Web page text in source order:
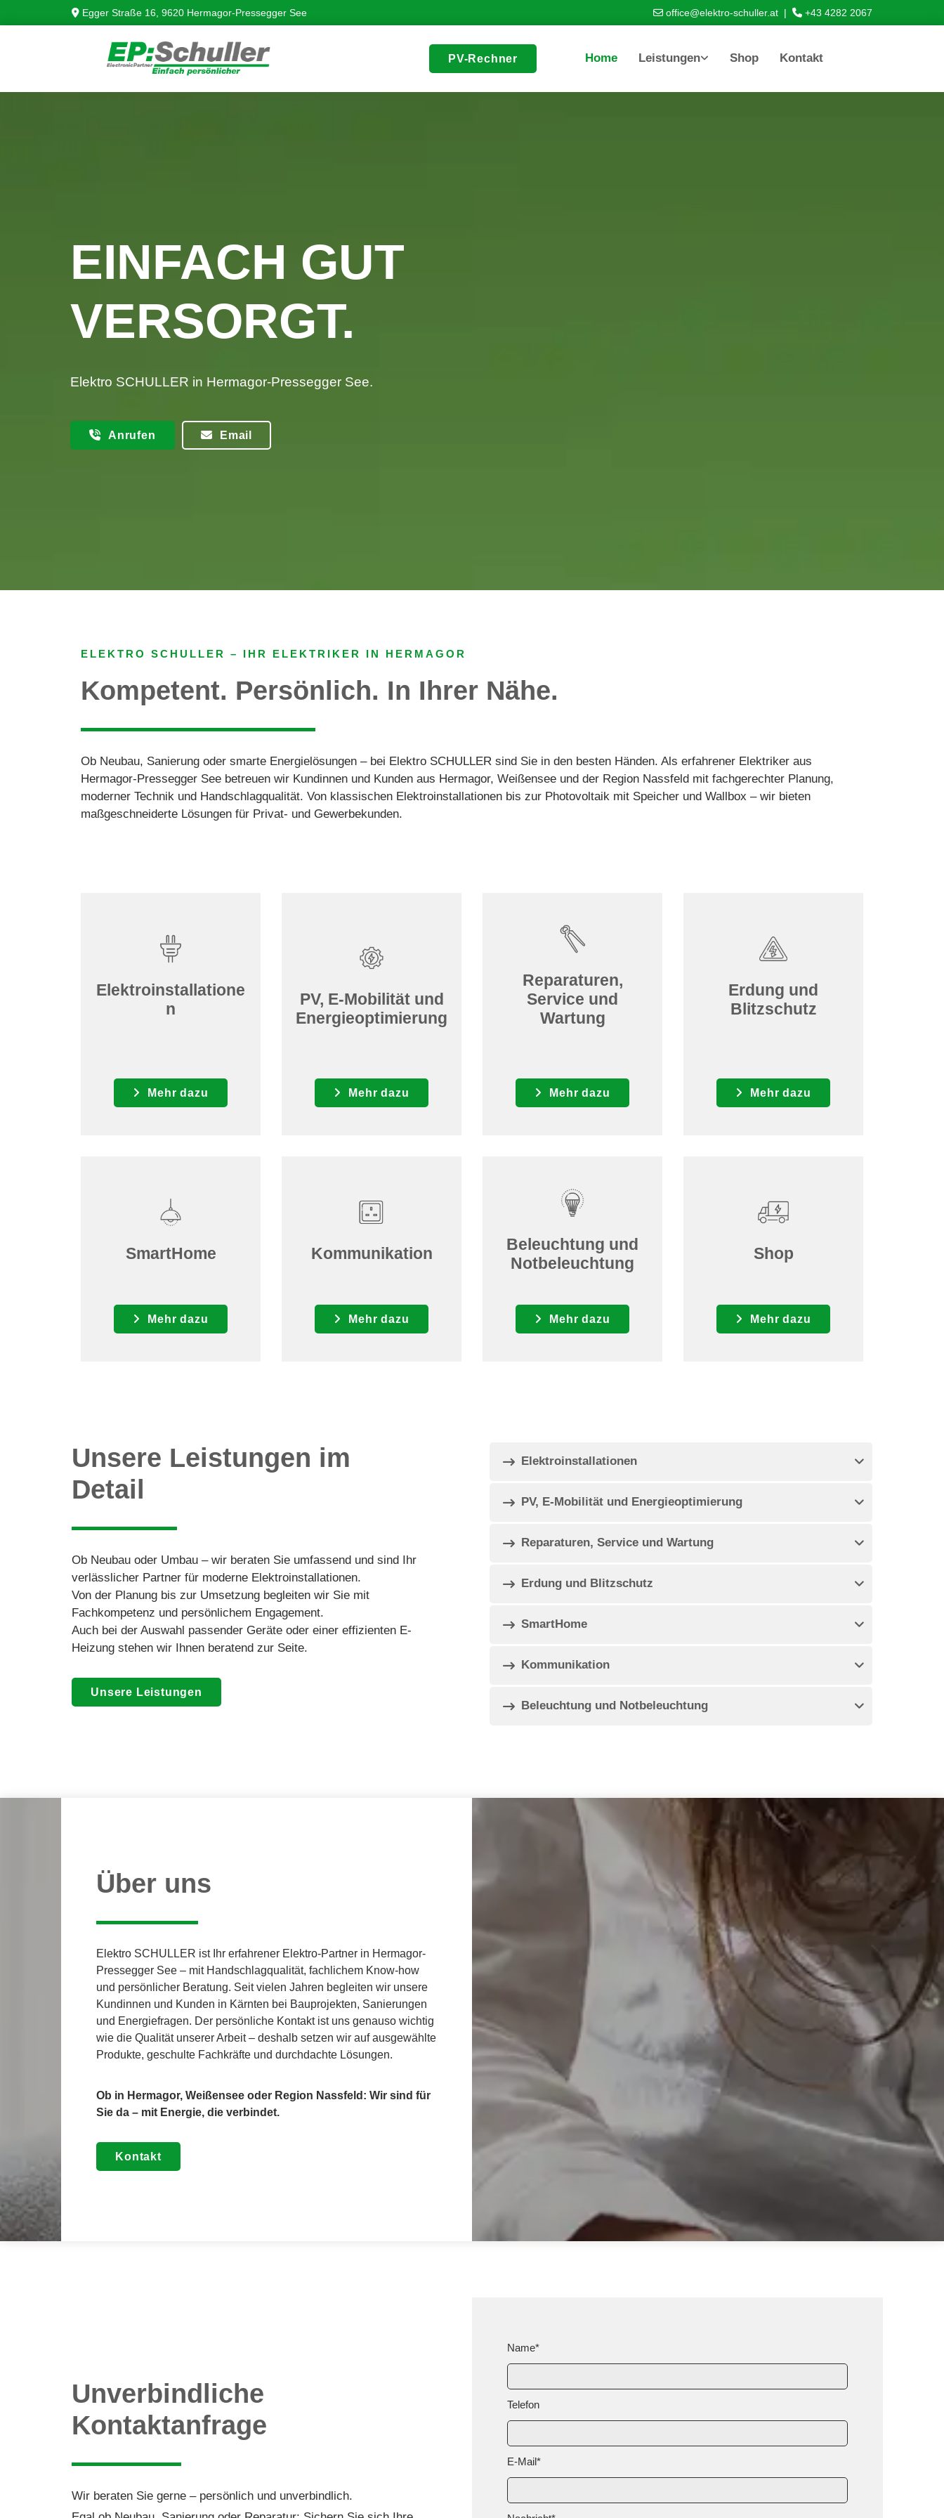
 Egger Straße 16, 9620 Hermagor-Pressegger See  office@elektro-schuller.at|  +43 4282 2067
PV-Rechner Home Leistungen Shop Kontakt
EINFACH GUT
VERSORGT.
Elektro SCHULLER in Hermagor-Pressegger See.
Anrufen Email
ELEKTRO SCHULLER – IHR ELEKTRIKER IN HERMAGOR
Kompetent. Persönlich. In Ihrer Nähe.
Ob Neubau, Sanierung oder smarte Energielösungen – bei Elektro SCHULLER sind Sie in den besten Händen. Als erfahrener Elektriker aus
Hermagor-Pressegger See betreuen wir Kundinnen und Kunden aus Hermagor, Weißensee und der Region Nassfeld mit fachgerechter Planung,
moderner Technik und Handschlagqualität. Von klassischen Elektroinstallationen bis zur Photovoltaik mit Speicher und Wallbox – wir bieten
maßgeschneiderte Lösungen für Privat- und Gewerbekunden.
Elektroinstallatione
n
Mehr dazu
PV, E-Mobilität und
Energieoptimierung
Mehr dazu
Reparaturen,
Service und
Wartung
Mehr dazu
Erdung und
Blitzschutz
Mehr dazu
SmartHome
Mehr dazu
Kommunikation
Mehr dazu
Beleuchtung und
Notbeleuchtung
Mehr dazu
Shop
Mehr dazu
Unsere Leistungen im
Detail
Ob Neubau oder Umbau – wir beraten Sie umfassend und sind Ihr
verlässlicher Partner für moderne Elektroinstallationen.
Von der Planung bis zur Umsetzung begleiten wir Sie mit
Fachkompetenz und persönlichem Engagement.
Auch bei der Auswahl passender Geräte oder einer effizienten E-
Heizung stehen wir Ihnen beratend zur Seite.
Unsere Leistungen
Elektroinstallationen
PV, E-Mobilität und Energieoptimierung
Reparaturen, Service und Wartung
Erdung und Blitzschutz
SmartHome
Kommunikation
Beleuchtung und Notbeleuchtung
Über uns
Elektro SCHULLER ist Ihr erfahrener Elektro-Partner in Hermagor-
Pressegger See – mit Handschlagqualität, fachlichem Know-how
und persönlicher Beratung. Seit vielen Jahren begleiten wir unsere
Kundinnen und Kunden in Kärnten bei Bauprojekten, Sanierungen
und Energiefragen. Der persönliche Kontakt ist uns genauso wichtig
wie die Qualität unserer Arbeit – deshalb setzen wir auf ausgewählte
Produkte, geschulte Fachkräfte und durchdachte Lösungen.
Ob in Hermagor, Weißensee oder Region Nassfeld: Wir sind für
Sie da – mit Energie, die verbindet.
Kontakt
Unverbindliche
Kontaktanfrage
Wir beraten Sie gerne – persönlich und unverbindlich.
Name*
Telefon
E-Mail*